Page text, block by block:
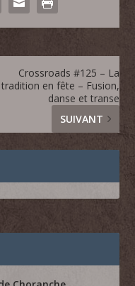
Crossroads #125 – La
tradition en fête – Fusion,
danse et transe
SUIVANT